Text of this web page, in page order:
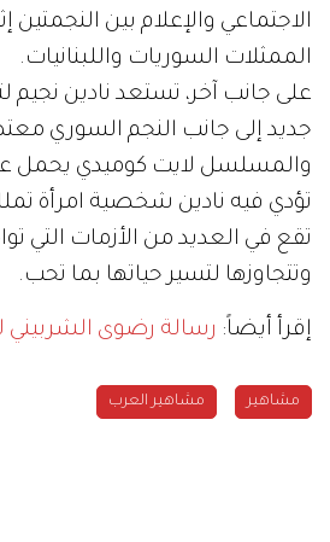
الاجتماعي والإعلام بين
الممثلات السوريات واللبنانيات.
على جانب آخر، تستعد نادين
جديد إلى جانب النجم السوري
والمسلسل لايت كوميدي يحمل
تؤدي فيه نادين شخصية امرأة
تقع في العديد من الأزمات التي
وتتجاوزها لتسير حياتها بما تحب.
إقرأ أيضاً: رسالة رضوى
مشاهير مشاهير العرب